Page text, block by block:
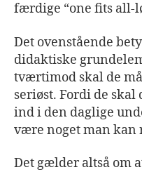
færdige “one fits all-
Det ovenstående
didaktiske
tværtimod skal de
seriøst. Fordi de
ind i den daglige
være noget man
Det gælder altså om